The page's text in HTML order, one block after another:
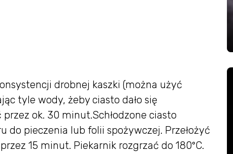
drobnej kaszki (można użyć
tyle wody, żeby ciasto dało się
ok. 30 minut.Schłodzone ciasto
do pieczenia lub folii spożywczej. Przełożyć
15 minut. Piekarnik rozgrzać do 180°C.